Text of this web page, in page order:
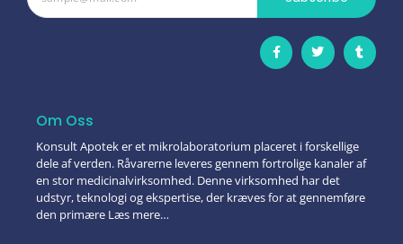
Om Oss
Konsult Apotek er et mikrolaboratorium placeret i forskellige
dele af verden. Råvarerne leveres gennem fortrolige kanaler af
en stor medicinalvirksomhed. Denne virksomhed har det
udstyr, teknologi og ekspertise, der kræves for at gennemføre
den primære Læs mere…